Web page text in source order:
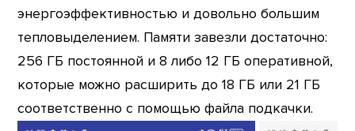
энергоэффективностью и довольно большим
тепловыделением. Памяти завезли достаточно:
256 ГБ постоянной и 8 либо 12 ГБ оперативной,
которые можно расширить до 18 ГБ или 21 ГБ
соответственно с помощью файла подкачки.